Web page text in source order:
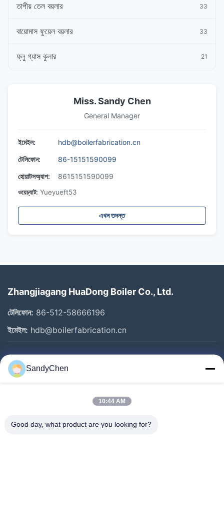
তাপীয় তেল বয়লার 33
বায়োমাস ফুয়েল বয়লার 33
ফ্লু গ্যাস কুলার 21
Miss. Sandy Chen
General Manager
ইমেইল:
hdb@boilerfabrication.cn
টেলিফোন:
86-15151590099
হোয়াটসঅ্যাপ:
8615151590099
ওয়েচ্যাট: Yueyueft53
এখন তদন্ত
Zhangjiagang HuaDong Boiler Co., Ltd.
টেলিফোন: 86-512-58666196
ইমেইল: hdb@boilerfabrication.cn
গুরুত্বপূর্ণ সংযোগ
বাড়ি
ভিডিও
SandyChen
10:44 AM
Good day, what product are you looking for?